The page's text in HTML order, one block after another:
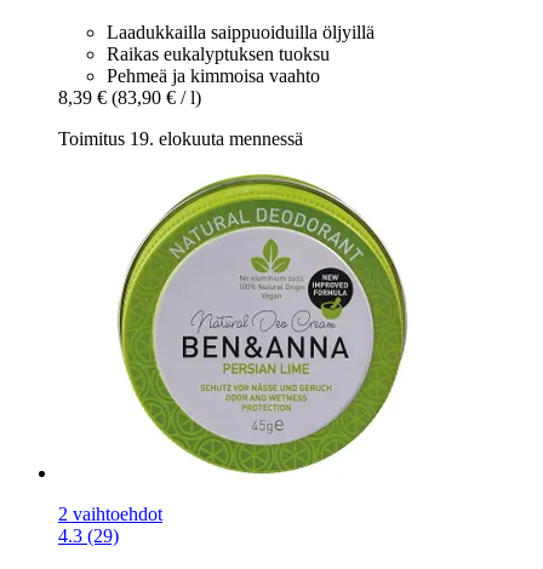
Laadukkailla saippuoiduilla öljyillä
Raikas eukalyptuksen tuoksu
Pehmeä ja kimmoisa vaahto
8,39 € (83,90 € / l)
Toimitus 19. elokuuta mennessä
2 vaihtoehdot
4.3 (29)